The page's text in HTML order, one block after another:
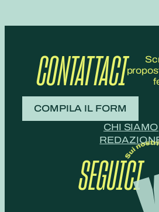
CONTATTACI
COMPILA IL FORM
CHI SIAMO
SEGUICI